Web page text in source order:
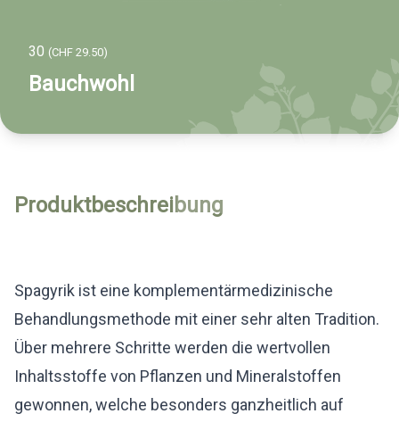
30 (CHF 29.50)
Bauchwohl
Produktbeschreibung
Spagyrik ist eine komplementärmedizinische
Behandlungsmethode mit einer sehr alten Tradition.
Über mehrere Schritte werden die wertvollen
Inhaltsstoffe von Pflanzen und Mineralstoffen
gewonnen, welche besonders ganzheitlich auf